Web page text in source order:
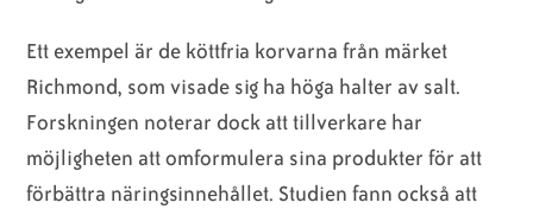
Ett exempel är de köttfria korvarna från märket
Richmond, som visade sig ha höga halter av salt.
Forskningen noterar dock att tillverkare har
möjligheten att omformulera sina produkter för att
förbättra näringsinnehållet. Studien fann också att